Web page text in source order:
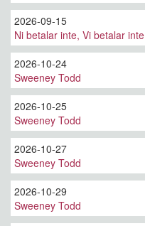
2026-09-15
Ni betalar inte, Vi betalar inte
2026-10-24
Sweeney Todd
2026-10-25
Sweeney Todd
2026-10-27
Sweeney Todd
2026-10-29
Sweeney Todd